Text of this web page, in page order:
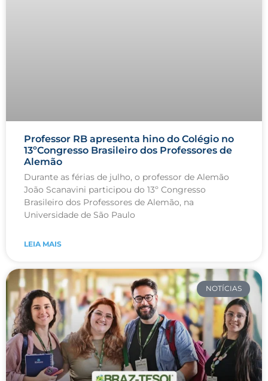
Professor RB apresenta hino do Colégio no
13ºCongresso Brasileiro dos Professores de
Alemão
Durante as férias de julho, o professor de Alemão
João Scanavini participou do 13º Congresso
Brasileiro dos Professores de Alemão, na
Universidade de São Paulo
LEIA MAIS
NOTÍCIAS